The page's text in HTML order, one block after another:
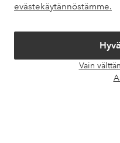
evästekäytännöstämme.
Vain